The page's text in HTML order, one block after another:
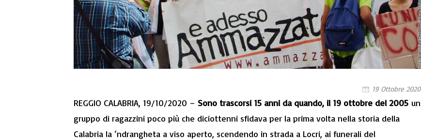
19 Ottobre 2020
REGGIO CALABRIA, 19/10/2020 – Sono trascorsi 15 anni da quando, il 19 ottobre del 2005 un
gruppo di ragazzini poco più che diciottenni sfidava per la prima volta nella storia della
Calabria la ‘ndrangheta a viso aperto, scendendo in strada a Locri, ai funerali del